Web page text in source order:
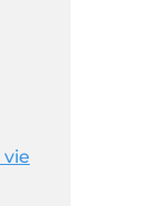
vie